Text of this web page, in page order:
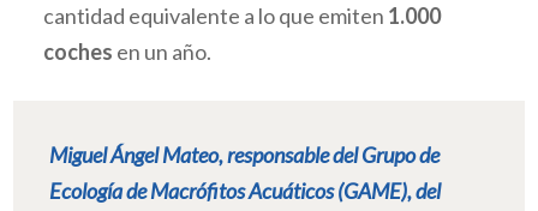
cantidad equivalente a lo que emiten 1.000
coches en un año.
Miguel Ángel Mateo, responsable del Grupo de
Ecología de Macrófitos Acuáticos (GAME), del